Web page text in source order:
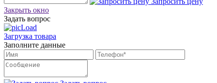
Закрыть окно
Задать вопрос
Загрузка товара
Заполните данные